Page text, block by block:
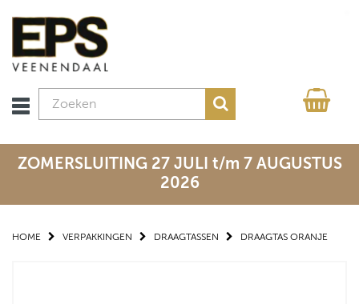
ZOMERSLUITING 27 JULI t/m 7 AUGUSTUS
2026
HOME VERPAKKINGEN DRAAGTASSEN DRAAGTAS ORANJE